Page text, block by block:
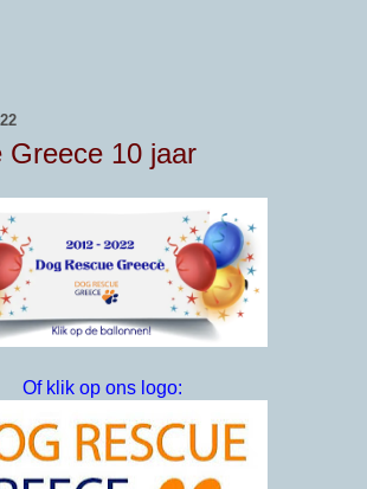
Greece 10 jaar
Of klik op ons logo: